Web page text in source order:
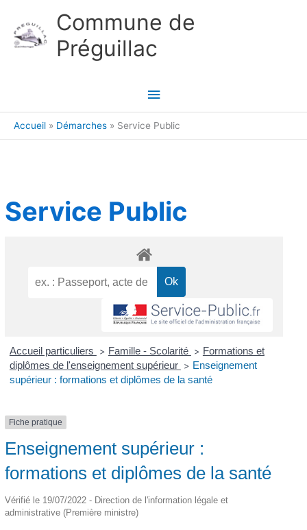
Commune de
Préguillac
Menu
principal
Accueil Démarches Service Public
Service Public
Accueil particuliers > Famille - Scolarité > Formations et
diplômes de l'enseignement supérieur > Enseignement
supérieur : formations et diplômes de la santé
Fiche pratique
Enseignement supérieur :
formations et diplômes de la santé
Vérifié le 19/07/2022 - Direction de l'information légale et
administrative (Première ministre)